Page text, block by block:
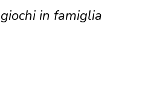
in famiglia